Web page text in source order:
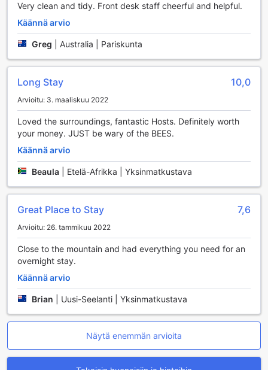
helppokulkuisista poluista haastavampiin reitteihin, joten
jokaiselle löytyy jotakin. Ruapehu Mountain Motel & Lodge
nauttia sekä urheilusta että upeista luonnonmaisemista.
Mukavuudet Ruapehu Mountain Motel & Lodgessa
Ruapehu Mountain Motel & Lodge tarjoaa vierailleen
erinomaisia mukavuuksia, jotka tekevät oleskelusta
miellyttävää ja vaivattomampaa. Ilmainen Wi-Fi kaikissa
huoneissa takaa, että voit pysyä yhteydessä ystäviisi ja
perheeseesi tai suunnitella päivän seikkailuja Ohakunen
ympäristössä. Lisäksi yleisissä tiloissa on myös Wi-Fi-
yhteys, joten voit nauttia langattomasta yhteydestä vaikka
mukavasti oleskellen aulassa tai terassilla.
Motelissa on tarjolla myös pesulapalvelu, joka helpottaa
matkustamista ja varmistaa, että vaatteesi pysyvät
raikkaina ja puhtaina. Matkatavaroiden säilytys
siivouspalvelu pitää huoneesi siistinä ja viihtyisänä, ja
erityisesti talvisin tunnelmallinen takka tarjoaa lämpöä ja
jälkeen. Ruapehu Mountain Motel & Lodge on täydellinen
valinta, jos arvostat mukavuutta ja käytännöllisyyttä
matkasi aikana.
Lodge -hotellissa
Ruapehu Mountain Motel & Lodge tarjoaa erinomaiset
Very clean and tidy. Front desk staff cheerful and helpful.
Käännä arvio
Greg Australia | Pariskunta
Long Stay 10,0
Arvioitu: 3. maaliskuu 2022
Loved the surroundings, fantastic Hosts. Definitely worth
your money. JUST be wary of the BEES.
Käännä arvio
Beaula Etelä-Afrikka | Yksinmatkustava
Great Place to Stay 7,6
Arvioitu: 26. tammikuu 2022
Close to the mountain and had everything you need for an
overnight stay.
Käännä arvio
Brian Uusi-Seelanti | Yksinmatkustava
Näytä enemmän arvioita